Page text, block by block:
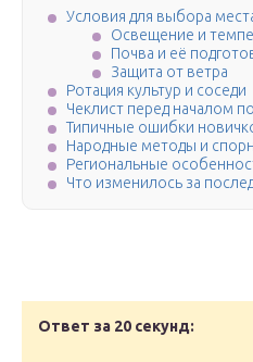
Условия для выбора
Освещение и
Почва и её
Защита от ветра
Ротация культур и соседи
Чеклист перед началом
Типичные ошибки
Народные методы и
Региональные
Что изменилось за
Ответ за 20 секунд: